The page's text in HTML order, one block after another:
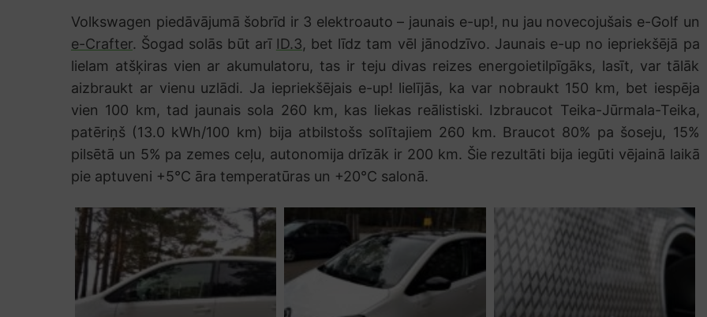
Volkswagen piedāvājumā šobrīd ir 3 elektroauto – jaunais e-up!, nu jau novecojušais e-Golf un
e-Crafter. Šogad solās būt arī ID.3, bet līdz tam vēl jānodzīvo. Jaunais e-up no iepriekšējā pa
lielam atšķiras vien ar akumulatoru, tas ir teju divas reizes energoietilpīgāks, lasīt, var tālāk
aizbraukt ar vienu uzlādi. Ja iepriekšējais e-up! lielījās, ka var nobraukt 150 km, bet iespēja
vien 100 km, tad jaunais sola 260 km, kas liekas reālistiski. Izbraucot Teika-Jūrmala-Teika,
patēriņš (13.0 kWh/100 km) bija atbilstošs solītajiem 260 km. Braucot 80% pa šoseju, 15%
pilsētā un 5% pa zemes ceļu, autonomija drīzāk ir 200 km. Šie rezultāti bija iegūti vējainā laikā
pie aptuveni +5°C āra temperatūras un +20°C salonā.